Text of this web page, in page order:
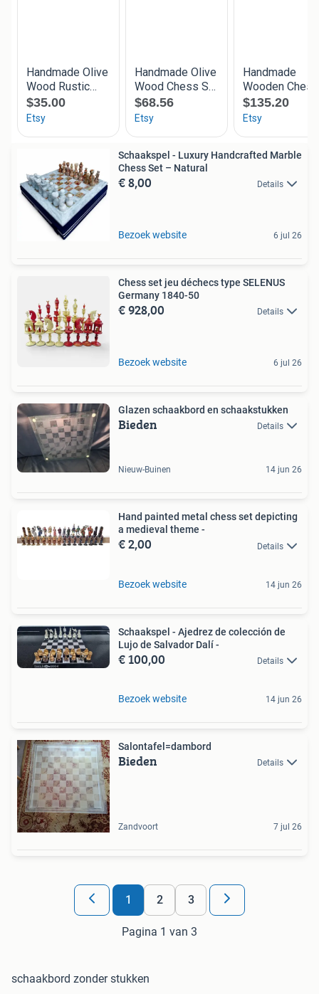
Schaakspel - Luxury Handcrafted Marble
Chess Set – Natural
€ 8,00 Details
Bezoek website 6 jul 26
Chess set jeu déchecs type SELENUS
Germany 1840-50
€ 928,00 Details
Bezoek website 6 jul 26
Glazen schaakbord en schaakstukken
Bieden Details
Nieuw-Buinen 14 jun 26
Hand painted metal chess set depicting
a medieval theme -
€ 2,00 Details
Bezoek website 14 jun 26
Schaakspel - Ajedrez de colección de
Lujo de Salvador Dalí -
€ 100,00 Details
Bezoek website 14 jun 26
Salontafel=dambord
Bieden Details
Zandvoort 7 jul 26
1 2 3
Pagina 1 van 3
schaakbord zonder stukken